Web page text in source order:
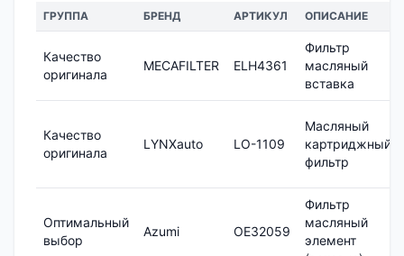
ГРУППА БРЕНД АРТИКУЛ ОПИСАНИЕ
Качество
оригинала
MECAFILTER ELH4361
Фильтр
масляный
вставка
Качество
оригинала
LYNXauto LO-1109
Масляный
картриджный
фильтр
Оптимальный
выбор
Azumi OE32059
Фильтр
масляный
элемент